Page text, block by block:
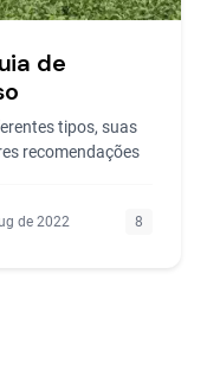
de
tipos, suas
recomendações
de 2022 8